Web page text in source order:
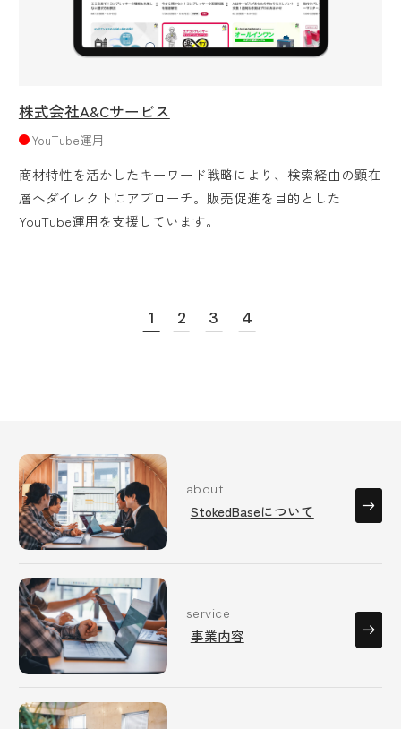
株式会社A&Cサービス
YouTube運用
商材特性を活かしたキーワード戦略により、検索経由の顕在
層へダイレクトにアプローチ。販売促進を目的とした
YouTube運用を支援しています。
1 2 3 4
about
StokedBaseについて
service
事業内容